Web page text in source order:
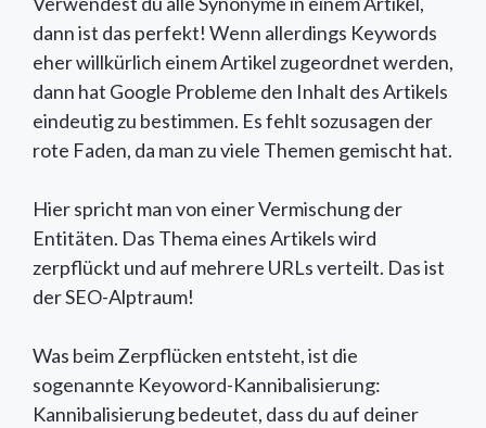
dann ist das perfekt! Wenn allerdings Keywords
eher willkürlich einem Artikel zugeordnet werden,
dann hat Google Probleme den Inhalt des Artikels
eindeutig zu bestimmen. Es fehlt sozusagen der
rote Faden, da man zu viele Themen gemischt hat.
Hier spricht man von einer Vermischung der
Entitäten. Das Thema eines Artikels wird
zerpflückt und auf mehrere URLs verteilt. Das ist
der SEO-Alptraum!
Was beim Zerpflücken entsteht, ist die
sogenannte Keyoword-Kannibalisierung:
Kannibalisierung bedeutet, dass du auf deiner